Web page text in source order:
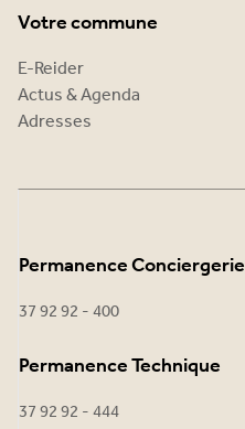
Votre commune
E-Reider
Actus & Agenda
Adresses
Permanence Conciergerie
37 92 92 - 400
Permanence Technique
37 92 92 - 444